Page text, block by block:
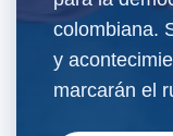
colombiana.
y
marcarán el